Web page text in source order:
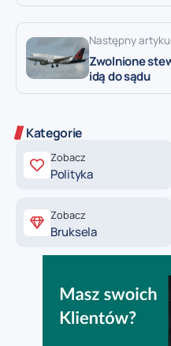
Następny
Zwolnione
idą do sądu
Kategorie
Zobacz
Polityka
Zobacz
Bruksela